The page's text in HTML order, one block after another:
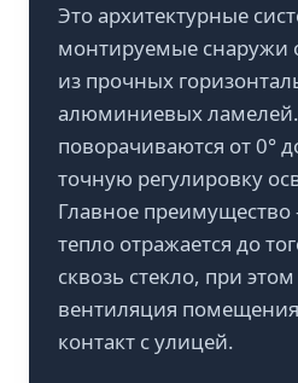
Это архитектурные
монтируемые снаружи
из прочных
алюминиевых
поворачиваются от 0°
точную регулировку
Главное
тепло отражается до
сквозь стекло, при
вентиляция
контакт с улицей.